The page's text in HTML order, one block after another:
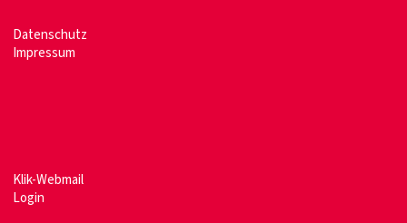
Datenschutz
Impressum
Klik-Webmail
Login